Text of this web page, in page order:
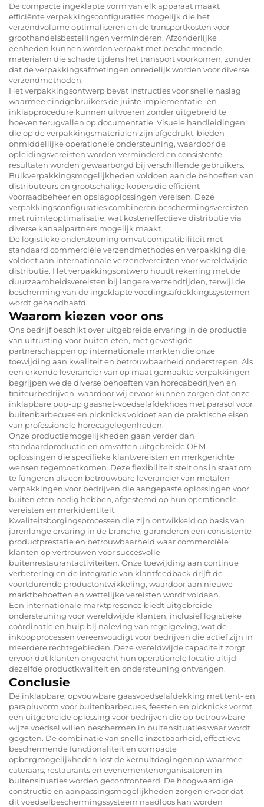
De compacte ingeklapte vorm van elk apparaat maakt
efficiënte verpakkingsconfiguraties mogelijk die het
verzendvolume optimaliseren en de transportkosten voor
groothandelsbestellingen verminderen. Afzonderlijke
eenheden kunnen worden verpakt met beschermende
materialen die schade tijdens het transport voorkomen, zonder
dat de verpakkingsafmetingen onredelijk worden voor diverse
verzendmethoden.
Het verpakkingsontwerp bevat instructies voor snelle naslag
waarmee eindgebruikers de juiste implementatie- en
inklapprocedure kunnen uitvoeren zonder uitgebreid te
hoeven terugvallen op documentatie. Visuele handleidingen
die op de verpakkingsmaterialen zijn afgedrukt, bieden
onmiddellijke operationele ondersteuning, waardoor de
opleidingsvereisten worden verminderd en consistente
resultaten worden gewaarborgd bij verschillende gebruikers.
Bulkverpakkingsmogelijkheden voldoen aan de behoeften van
distributeurs en grootschalige kopers die efficiënt
voorraadbeheer en opslagoplossingen vereisen. Deze
verpakkingsconfiguraties combineren beschermingsvereisten
met ruimteoptimalisatie, wat kosteneffectieve distributie via
diverse kanaalpartners mogelijk maakt.
De logistieke ondersteuning omvat compatibiliteit met
standaard commerciële verzendmethodes en verpakking die
voldoet aan internationale verzendvereisten voor wereldwijde
distributie. Het verpakkingsontwerp houdt rekening met de
duurzaamheidsvereisten bij langere verzendtijden, terwijl de
bescherming van de ingeklapte voedingsafdekkingssystemen
wordt gehandhaafd.
Waarom kiezen voor ons
Ons bedrijf beschikt over uitgebreide ervaring in de productie
van uitrusting voor buiten eten, met gevestigde
partnerschappen op internationale markten die onze
toewijding aan kwaliteit en betrouwbaarheid onderstrepen. Als
een erkende leverancier van op maat gemaakte verpakkingen
begrijpen we de diverse behoeften van horecabedrijven en
traiteurbedrijven, waardoor wij ervoor kunnen zorgen dat onze
inklapbare pop-up gaasnet-voedselafdekhoes met parasol voor
buitenbarbecues en picknicks voldoet aan de praktische eisen
van professionele horecagelegenheden.
Onze productiemogelijkheden gaan verder dan
standaardproductie en omvatten uitgebreide OEM-
oplossingen die specifieke klantvereisten en merkgerichte
wensen tegemoetkomen. Deze flexibiliteit stelt ons in staat om
te fungeren als een betrouwbare leverancier van metalen
verpakkingen voor bedrijven die aangepaste oplossingen voor
buiten eten nodig hebben, afgestemd op hun operationele
vereisten en merkidentiteit.
Kwaliteitsborgingsprocessen die zijn ontwikkeld op basis van
jarenlange ervaring in de branche, garanderen een consistente
productprestatie en betrouwbaarheid waar commerciële
klanten op vertrouwen voor succesvolle
buitenrestaurantactiviteiten. Onze toewijding aan continue
verbetering en de integratie van klantfeedback drijft de
voortdurende productontwikkeling, waardoor aan nieuwe
marktbehoeften en wettelijke vereisten wordt voldaan.
Een internationale marktpresence biedt uitgebreide
ondersteuning voor wereldwijde klanten, inclusief logistieke
coördinatie en hulp bij naleving van regelgeving, wat de
inkoopprocessen vereenvoudigt voor bedrijven die actief zijn in
meerdere rechtsgebieden. Deze wereldwijde capaciteit zorgt
ervoor dat klanten ongeacht hun operationele locatie altijd
dezelfde productkwaliteit en ondersteuning ontvangen.
Conclusie
De inklapbare, opvouwbare gaasvoedselafdekking met tent- en
parapluvorm voor buitenbarbecues, feesten en picknicks vormt
een uitgebreide oplossing voor bedrijven die op betrouwbare
wijze voedsel willen beschermen in buitensituaties waar wordt
gegeten. De combinatie van snelle inzetbaarheid, effectieve
beschermende functionaliteit en compacte
opbergmogelijkheden lost de kernuitdagingen op waarmee
cateraars, restaurants en evenementenorganisatoren in
buitensituaties worden geconfronteerd. De hoogwaardige
constructie en aanpassingsmogelijkheden zorgen ervoor dat
dit voedselbeschermingssysteem naadloos kan worden